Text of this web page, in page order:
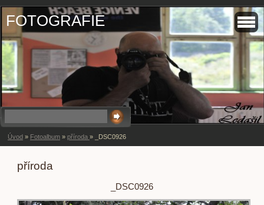
FOTOGRAFIE
Úvod » Fotoalbum » příroda » _DSC0926
příroda
_DSC0926